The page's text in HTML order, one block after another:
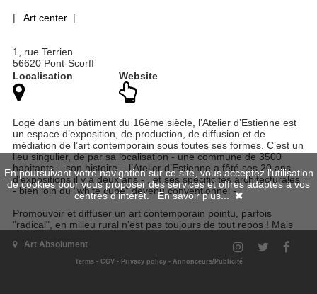
| Art center|
1, rue Terrien
56620 Pont-Scorff
Localisation
Website
Logé dans un bâtiment du 16ème siècle, l’Atelier d’Estienne est
un espace d’exposition, de production, de diffusion et de
médiation de l’art contemporain sous toutes ses formes. C’est un
lieu singulier, de par sa localisation - une commune de 3500
habitants -, son histoire – l’Atelier d’Estienne a fêté ses 20 ans
d’expositions il y a deux ans - , et ses spécificités architecturales
- bien loin du "white cube" devenu conventionnel - .
Promouvoir et diffuser un art contemporain pointu, parfois
"radical", en milieu rural n’est pas toujours de tout repos ! Mais
désormais sa place et son public à la périphérie des villes et en
Art Absolument
Terms- CGV- Privacy policy- Annonceurs/Publicité
En poursuivant votre navigation sur ce site, vous acceptez l'utilisation
de cookies pour vous proposer des services et offres adaptés à vos
centres d'intérêt.En savoir plus...